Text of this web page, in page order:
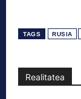
TAGS RUSIA
Realitatea